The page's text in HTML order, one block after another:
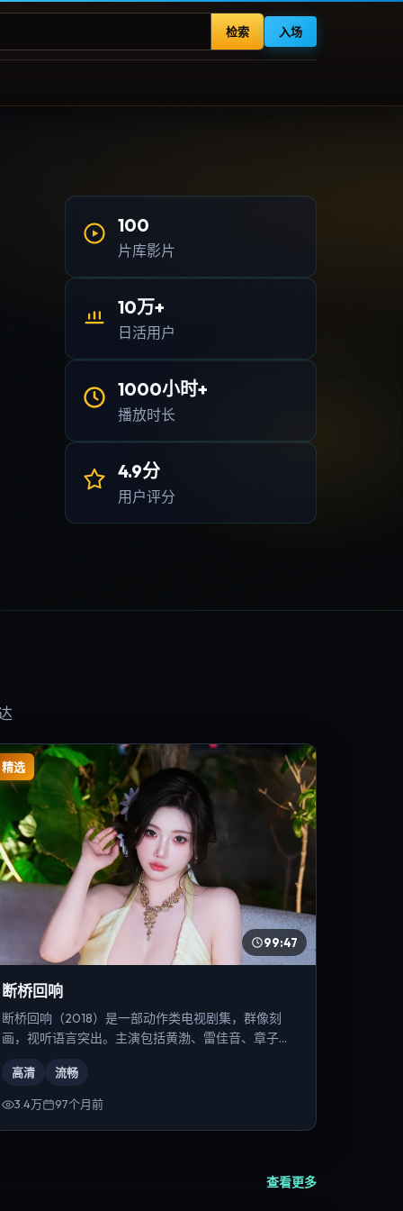
检索 入场
100
片库影片
10万+
日活用户
1000小时+
播放时长
4.9分
用户评分
精选
99:47
断桥回响
断桥回响（2018）是一部动作类电视剧集，群像刻
画，视听语言突出。主演包括黄渤、雷佳音、章子怡
高清 流畅
3.4万 97个月前
查看更多